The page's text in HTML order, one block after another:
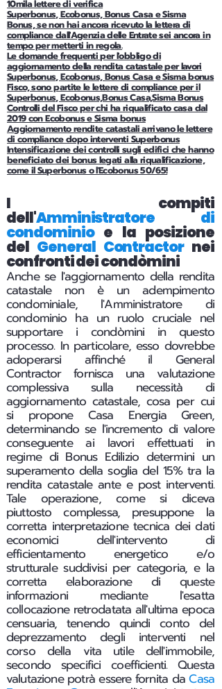
10mila lettere di verifica
Superbonus, Ecobonus, Bonus Casa e Sisma
Bonus, se non hai ancora ricevuto la lettera di
compliance dall'Agenzia delle Entrate sei ancora in
tempo per metterti in regola.
Le domande frequenti per l'obbligo di
aggiornamento della rendita catastale per lavori
Superbonus, Ecobonus, Bonus Casa e Sisma bonus
Fisco, sono partite le lettere di compliance per il
Superbonus, Ecobonus,Bonus Casa,Sisma Bonus
Controlli del Fisco per chi ha riqualificato casa dal
2019 con Ecobonus e Sisma bonus
Aggiornamento rendite catastali arrivano le lettere
di compliance dopo interventi Superbonus
Intensificazione dei controlli sugli edifici che hanno
beneficiato dei bonus legati alla riqualificazione,
come il Superbonus o l'Ecobonus 50/65!
I compiti
dell'Amministratore di
condominioe la posizione
del General Contractornei
confronti dei condòmini
Anche se l'aggiornamento della rendita
catastale non è un adempimento
condominiale, l'Amministratore di
condominio ha un ruolo cruciale nel
supportare i condòmini in questo
processo. In particolare, esso dovrebbe
adoperarsi affinché il General
Contractor fornisca una valutazione
complessiva sulla necessità di
aggiornamento catastale, cosa per cui
si propone Casa Energia Green,
determinando se l'incremento di valore
conseguente ai lavori effettuati in
regime di Bonus Edilizio determini un
superamento della soglia del 15% tra la
rendita catastale ante e post interventi.
Tale operazione, come si diceva
piuttosto complessa, presuppone la
corretta interpretazione tecnica dei dati
economici dell'intervento di
efficientamento energetico e/o
strutturale suddivisi per categoria, e la
corretta elaborazione di queste
informazioni mediante l'esatta
collocazione retrodatata all'ultima epoca
censuaria, tenendo quindi conto del
deprezzamento degli interventi nel
corso della vita utile dell'immobile,
secondo specifici coefficienti. Questa
valutazione potrà essere fornita daCasa